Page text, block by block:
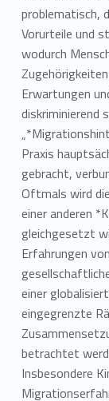
problematisch,
Vorurteile und
wodurch
Erwartungen
diskriminierend
Praxis
gebracht,
Oftmals wird
einer anderen
gleichgesetzt
Erfahrungen
einer
eingegrenzte
betrachtet
Insbesondere